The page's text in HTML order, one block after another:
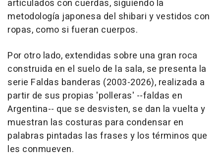
articulados con cuerdas, siguiendo la
metodología japonesa del shibari y vestidos con
ropas, como si fueran cuerpos.
Por otro lado, extendidas sobre una gran roca
construida en el suelo de la sala, se presenta la
serie Faldas banderas (2003-2026), realizada a
partir de sus propias 'polleras' --faldas en
Argentina-- que se desvisten, se dan la vuelta y
muestran las costuras para condensar en
palabras pintadas las frases y los términos que
les conmueven.